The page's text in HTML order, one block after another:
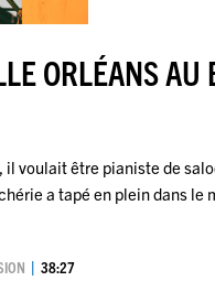
ORLÉANS AU
voulait être pianiste de
a tapé en plein dans le
38:27